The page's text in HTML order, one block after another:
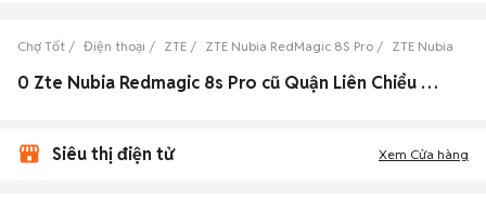
Chợ Tốt Điện thoại ZTE ZTE Nubia RedMagic 8S Pro ZTE Nubia
0 Zte Nubia Redmagic 8s Pro cũ Quận Liên Chiểu đẹp
Siêu thị điện tử Xem Cửa hàng